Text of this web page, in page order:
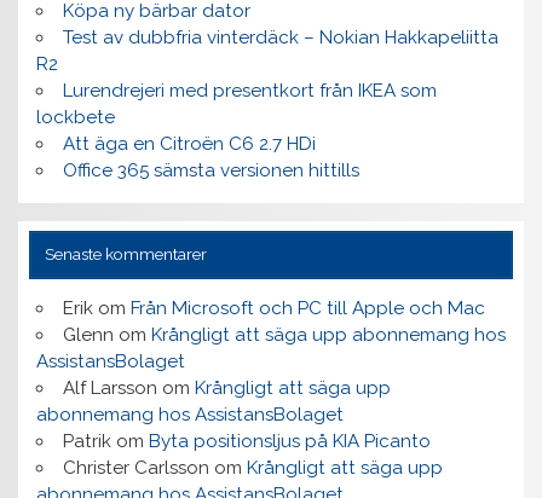
Köpa ny bärbar dator
Test av dubbfria vinterdäck – Nokian Hakkapeliitta
R2
Lurendrejeri med presentkort från IKEA som
lockbete
Att äga en Citroën C6 2.7 HDi
Office 365 sämsta versionen hittills
Senaste kommentarer
Erikom Från Microsoft och PC till Apple och Mac
Glenn om Krångligt att säga upp abonnemang hos
AssistansBolaget
Alf Larsson om Krångligt att säga upp
abonnemang hos AssistansBolaget
Patrikom Byta positionsljus på KIA Picanto
Christer Carlsson om Krångligt att säga upp